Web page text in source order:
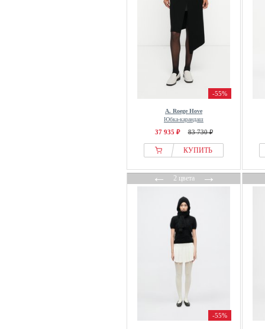
-55%
A. Roege Hove
Юбка-карандаш
37 935 ₽ 83 730 ₽
КУПИТЬ
←2 цвета→
-55%